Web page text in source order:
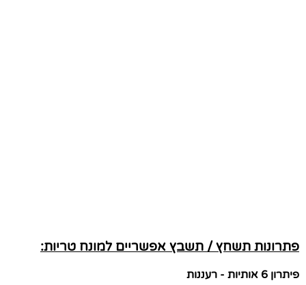
פתרונות תשחץ / תשבץ אפשריים למונח טריות:
פיתרון 6 אותיות - רעננות